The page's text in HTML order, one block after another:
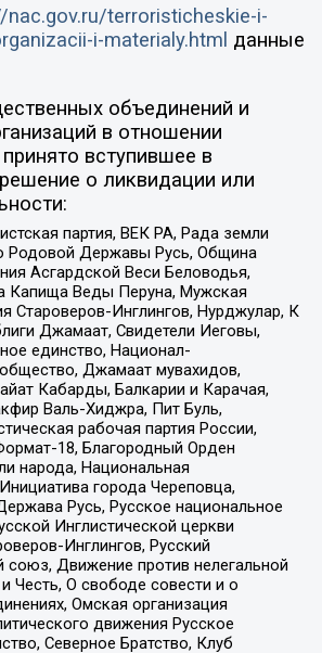
nac.gov.ru/terroristicheskie-i-
i-materialy.html данные
объединений и
в отношении
вступившее в
о ликвидации или
партия, ВЕК РА, Рада земли
Родовой Державы Русь, Община
Асгардской Веси Беловодья,
Капища Веды Перуна, Мужская
Староверов-Инглингов, Нурджулар, К
Джамаат, Свидетели Иеговы,
единство, Национал-
Джамаат мувахидов,
Кабарды, Балкарии и Карачая,
Валь-Хиджра, Пит Буль,
рабочая партия России,
18, Благородный Орден
народа, Национальная
города Череповца,
Русь, Русское национальное
Инглистической церкви
Инглингов, Русский
Движение против нелегальной
Честь, О свободе совести и о
Омская организация
движения Русское
Северное Братство, Клуб